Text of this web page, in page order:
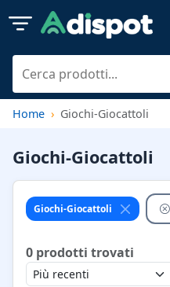
Home Giochi-Giocattoli
Giochi-Giocattoli
Giochi-Giocattoli
0 prodotti trovati
Ordina per